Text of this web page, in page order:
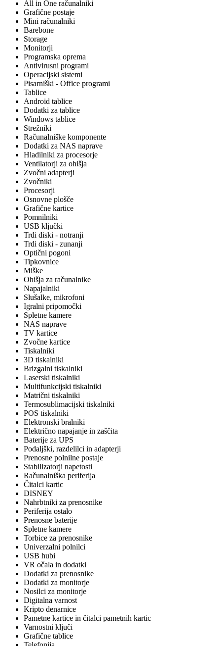
All in One računalniki
Grafične postaje
Mini računalniki
Barebone
Storage
Monitorji
Programska oprema
Antivirusni programi
Operacijski sistemi
Pisarniški - Office programi
Tablice
Android tablice
Dodatki za tablice
Windows tablice
Strežniki
Računalniške komponente
Dodatki za NAS naprave
Hladilniki za procesorje
Ventilatorji za ohišja
Zvočni adapterji
Zvočniki
Procesorji
Osnovne plošče
Grafične kartice
Pomnilniki
USB ključki
Trdi diski - notranji
Trdi diski - zunanji
Optični pogoni
Tipkovnice
Miške
Ohišja za računalnike
Napajalniki
Slušalke, mikrofoni
Igralni pripomočki
Spletne kamere
NAS naprave
TV kartice
Zvočne kartice
Tiskalniki
3D tiskalniki
Brizgalni tiskalniki
Laserski tiskalniki
Multifunkcijski tiskalniki
Matrični tiskalniki
Termosublimacijski tiskalniki
POS tiskalniki
Elektronski bralniki
Električno napajanje in zaščita
Baterije za UPS
Podaljški, razdelilci in adapterji
Prenosne polnilne postaje
Stabilizatorji napetosti
Računalniška periferija
Čitalci kartic
DISNEY
Nahrbtniki za prenosnike
Periferija ostalo
Prenosne baterije
Spletne kamere
Torbice za prenosnike
Univerzalni polnilci
USB hubi
VR očala in dodatki
Dodatki za prenosnike
Dodatki za monitorje
Nosilci za monitorje
Digitalna varnost
Kripto denarnice
Pametne kartice in čitalci pametnih kartic
Varnostni ključi
Grafične tablice